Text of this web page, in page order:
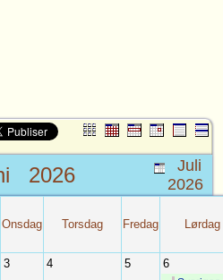
2026
Juli
2026
Onsdag Torsdag Fredag Lørdag
3 4 5 6